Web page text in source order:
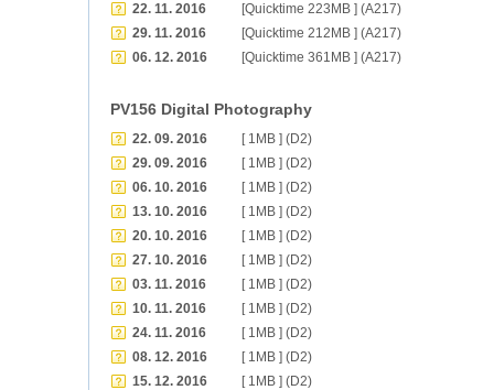
22. 11. 2016
[Quicktime 223MB ] (A217)
29. 11. 2016
[Quicktime 212MB ] (A217)
06. 12. 2016
[Quicktime 361MB ] (A217)
PV156 Digital Photography
22. 09. 2016
[ 1MB ] (D2)
29. 09. 2016
[ 1MB ] (D2)
06. 10. 2016
[ 1MB ] (D2)
13. 10. 2016
[ 1MB ] (D2)
20. 10. 2016
[ 1MB ] (D2)
27. 10. 2016
[ 1MB ] (D2)
03. 11. 2016
[ 1MB ] (D2)
10. 11. 2016
[ 1MB ] (D2)
24. 11. 2016
[ 1MB ] (D2)
08. 12. 2016
[ 1MB ] (D2)
15. 12. 2016
[ 1MB ] (D2)